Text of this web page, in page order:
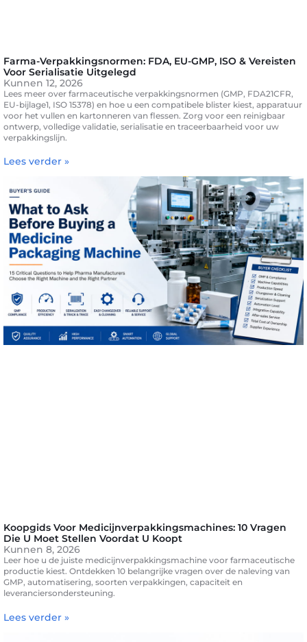
Farma-Verpakkingsnormen: FDA, EU-GMP, ISO & Vereisten
Voor Serialisatie Uitgelegd
Kunnen 12, 2026
Lees meer over farmaceutische verpakkingsnormen (GMP, FDA21CFR,
EU-bijlage1, ISO 15378) en hoe u een compatibele blister kiest, apparatuur
voor het vullen en kartonneren van flessen. Zorg voor een reinigbaar
ontwerp, volledige validatie, serialisatie en traceerbaarheid voor uw
verpakkingslijn.
Lees verder »
Koopgids Voor Medicijnverpakkingsmachines: 10 Vragen
Die U Moet Stellen Voordat U Koopt
Kunnen 8, 2026
Leer hoe u de juiste medicijnverpakkingsmachine voor farmaceutische
productie kiest. Ontdekken 10 belangrijke vragen over de naleving van
GMP, automatisering, soorten verpakkingen, capaciteit en
leveranciersondersteuning.
Lees verder »